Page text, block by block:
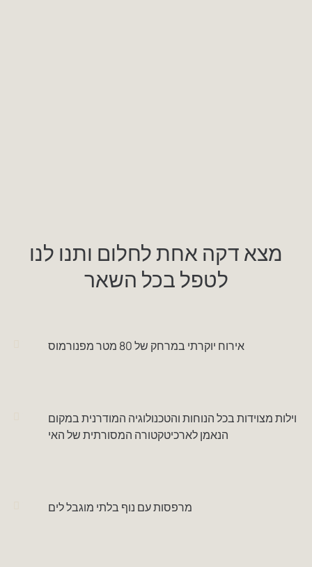
מצא דקה אחת לחלום ותנו לנו
לטפל בכל השאר
אירוח יוקרתי במרחק של 80 מטר מפנורמוס
וילות מצוידות בכל הנוחות והטכנולוגיה המודרנית במקום
הנאמן לארכיטקטורה המסורתית של האי
מרפסות עם נוף בלתי מוגבל לים